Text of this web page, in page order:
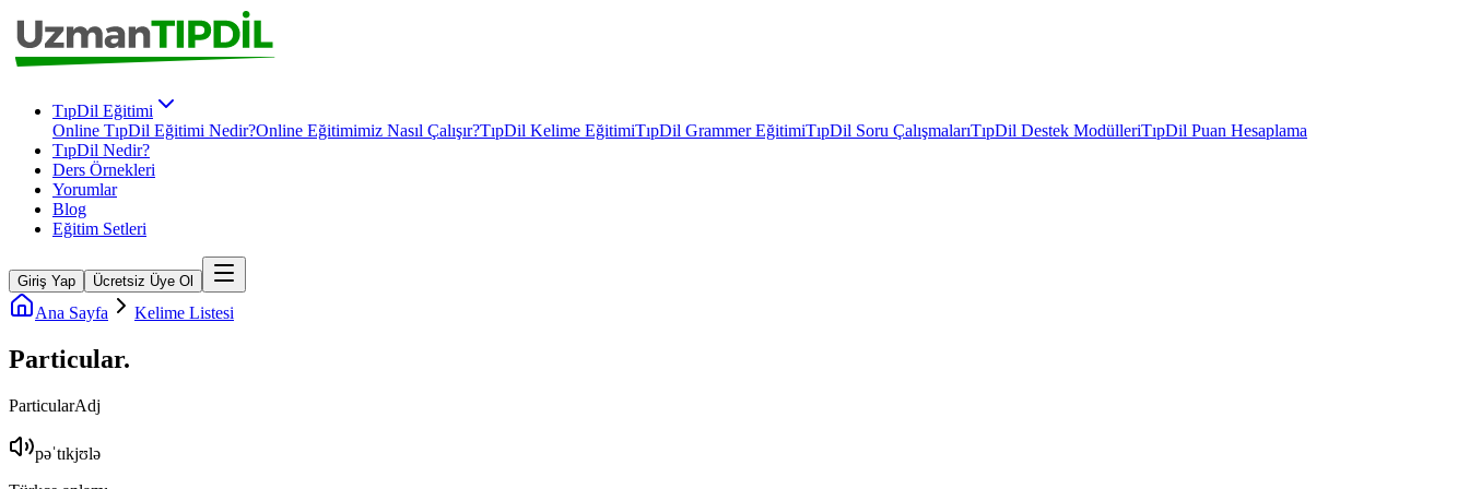
TıpDil Eğitimi
Online TıpDil Eğitimi Nedir?Online Eğitimimiz Nasıl Çalışır?TıpDil Kelime EğitimiTıpDil Grammer EğitimiTıpDil Soru ÇalışmalarıTıpDil Destek ModülleriTıpDil Puan Hesaplama
TıpDil Nedir?
Ders Örnekleri
Yorumlar
Blog
Eğitim Setleri
Giriş Yap Ücretsiz Üye Ol
Ana Sayfa Kelime Listesi
Particular.
ParticularAdj
pəˈtɪkjʊlə